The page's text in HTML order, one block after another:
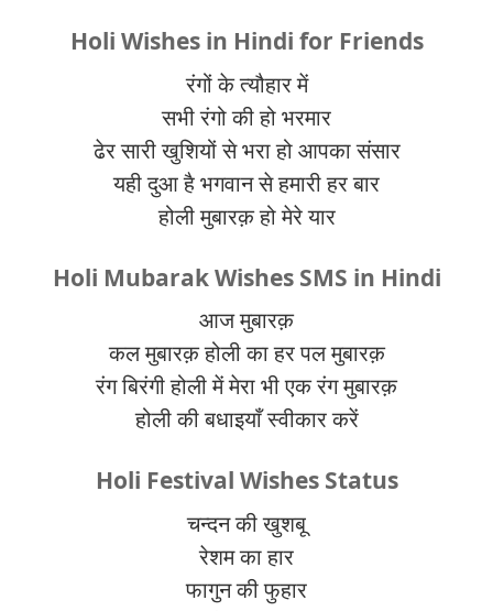
Holi Wishes in Hindi for Friends
रंगों के त्यौहार में
सभी रंगो की हो भरमार
ढेर सारी खुशियों से भरा हो आपका संसार
यही दुआ है भगवान से हमारी हर बार
होली मुबारक़ हो मेरे यार
Holi Mubarak Wishes SMS in Hindi
आज मुबारक़
कल मुबारक़ होली का हर पल मुबारक़
रंग बिरंगी होली में मेरा भी एक रंग मुबारक़
होली की बधाइयाँ स्वीकार करें
Holi Festival Wishes Status
चन्दन की खुशबू
रेशम का हार
फागुन की फुहार